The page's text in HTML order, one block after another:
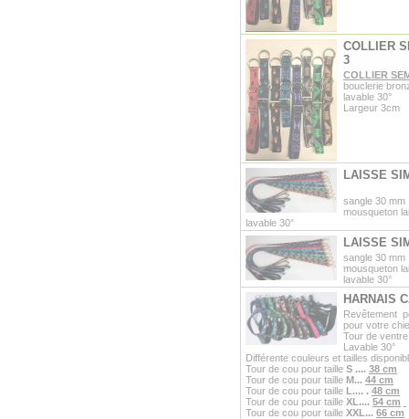
COLLIER
3
COLLIER
bouclerie
lavable 30°
Largeur 3cm
LAISSE
sangle 30 mm
mousqueton
lavable 30°
LAISSE
sangle 30 mm
mousqueton
lavable 30°
HARNAIS
Revêtement
pour votre
Tour de
Lavable 30°
Différente couleurs et tailles
Tour de cou pour taille S .... 38 cm
Tour de cou pour taille M... 44 cm
Tour de cou pour taille L.... . 48 cm
Tour de cou pour taille XL.... 54 cm
Tour de cou pour taille XXL... 66 cm